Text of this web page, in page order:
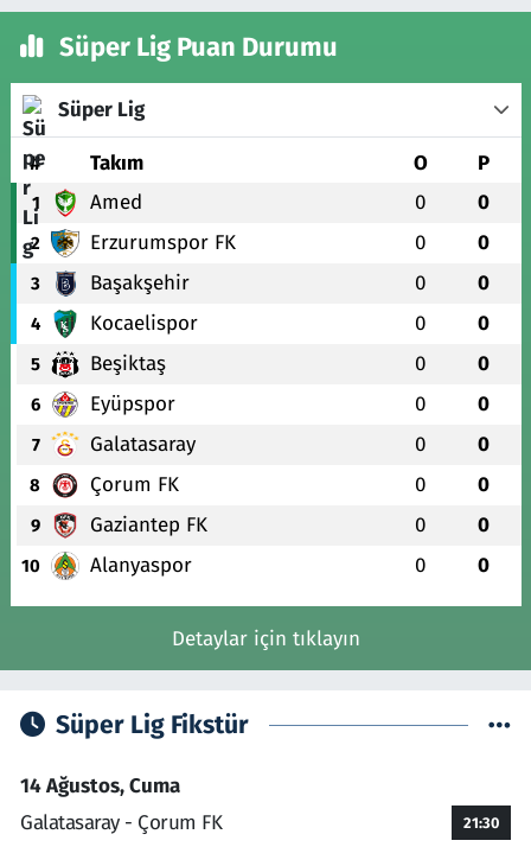
Süper Lig Puan Durumu
Süper Lig
# Takım O P
1 Amed 0 0
2 Erzurumspor FK 0 0
3 Başakşehir 0 0
4 Kocaelispor 0 0
5 Beşiktaş 0 0
6 Eyüpspor 0 0
7 Galatasaray 0 0
8 Çorum FK 0 0
9 Gaziantep FK 0 0
10 Alanyaspor 0 0
Detaylar için tıklayın
Süper Lig Fikstür
14 Ağustos, Cuma
Galatasaray - Çorum FK
21:30